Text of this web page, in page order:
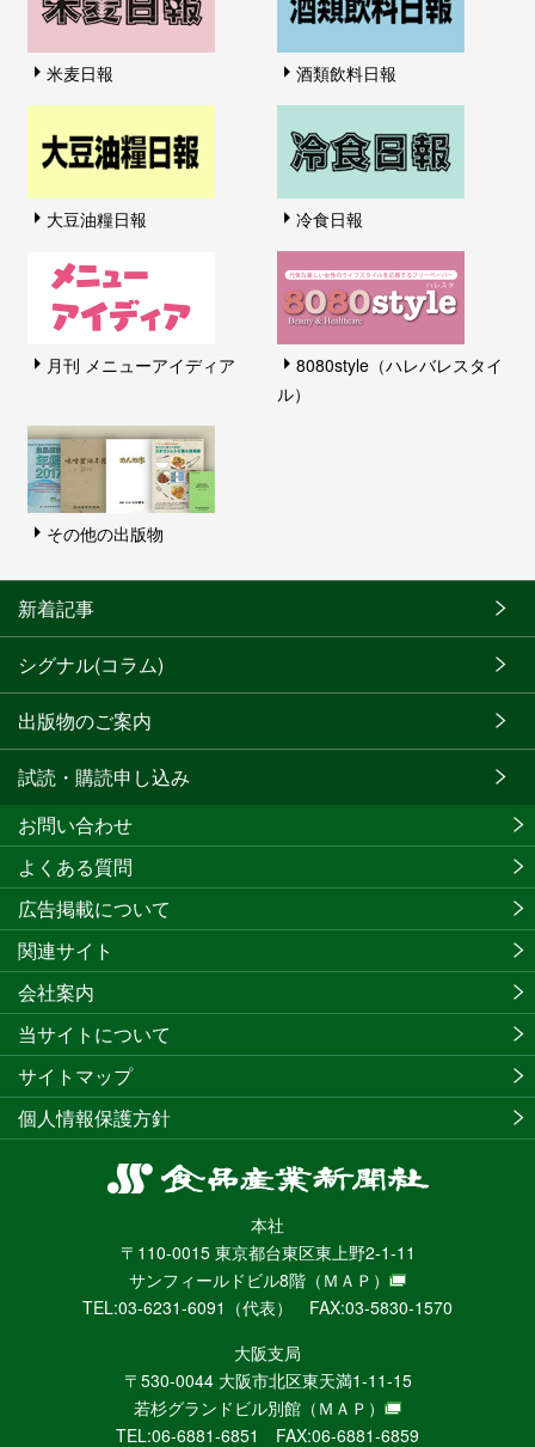
米麦日報 酒類飲料日報
大豆油糧日報 冷食日報
月刊 メニューアイディア
8080style（ハレバレスタイ
ル）
その他の出版物
新着記事
シグナル(コラム)
出版物のご案内
試読・購読申し込み
食
産
業
新
聞
社
ニ
ュ
ー
本社
〒110-0015 東京都台東区東上野2-1-11
サンフィールドビル8階 （ＭＡＰ）
TEL:03-6231-6091（代表） FAX:03-5830-1570
大阪支局
〒530-0044 大阪市北区東天満1-11-15
若杉グランドビル別館 （ＭＡＰ）
TEL:06-6881-6851 FAX:06-6881-6859
お問い合わせ
よくある質問
広告掲載について
関連サイト
会社案内
当サイトについて
サイトマップ
個人情報保護方針